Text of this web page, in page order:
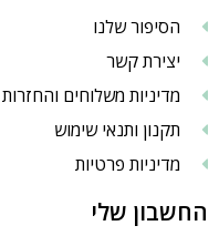
הסיפור שלנו
יצירת קשר
מדיניות משלוחים והחזרות
תקנון ותנאי שימוש
מדיניות פרטיות
החשבון שלי